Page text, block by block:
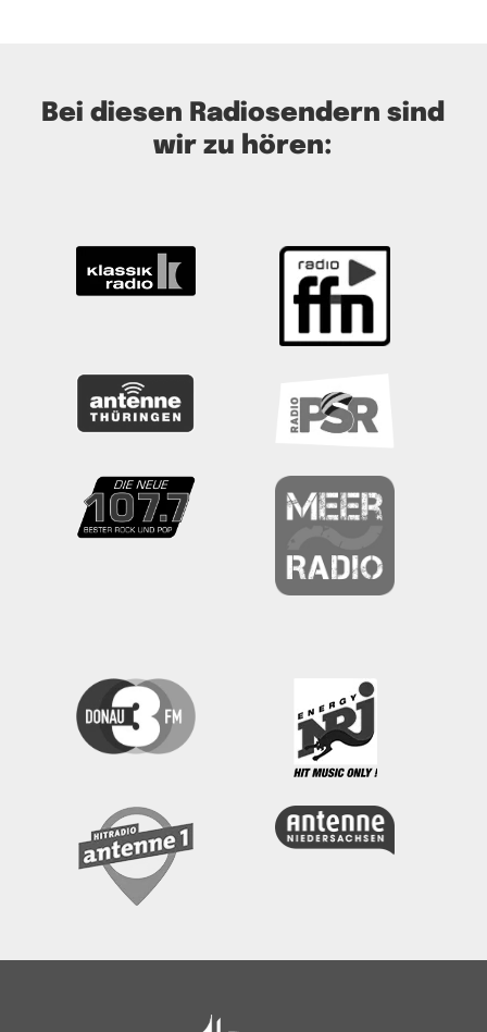
Bei diesen Radiosendern sind
wir zu hören: